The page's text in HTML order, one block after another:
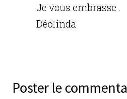
Je vous embrasse .
Déolinda
Poster le